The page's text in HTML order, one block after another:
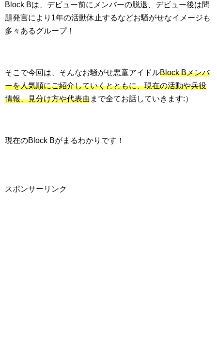
Block Bは、デビュー前にメンバーの脱退、デビュー後は問
題発言により1年の活動休止するなどお騒がせなイメージも
多々あるグループ！
そこで今回は、そんなお騒がせ悪童アイドルBlock Bメンバ
ーを人気順にご紹介していくとともに、現在の活動や兵役
情報、見分け方や代表曲まで全てお話していきます:）
現在のBlock Bがまるわかりです！
スポンサーリンク